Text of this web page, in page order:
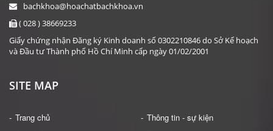
bachkhoa@hoachatbachkhoa.vn
( 028 ) 38669233
Giấy chứng nhận Đăng ký Kinh doanh số 0302210846 do Sở Kế hoạch
và Đầu tư Thành phố Hồ Chí Minh cấp ngày 01/02/2001
SITE MAP
Trang chủ
Thông tin - sự kiện